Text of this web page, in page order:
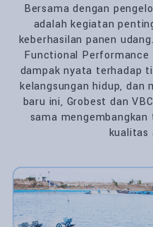
Bersama dengan
adalah kegiatan
keberhasilan panen
Functional Performance
dampak nyata terhadap
kelangsungan hidup,
baru ini, Grobest dan
sama
kualitas